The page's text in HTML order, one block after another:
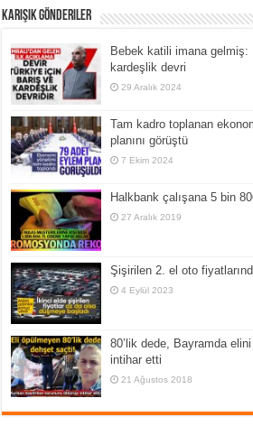
Karışık Gönderiler
Bebek katili imana gelmiş:
kardeşlik devri
29 Aralık 2024
Tam kadro toplanan
planını görüştü
7 Ekim 2024
Halkbank çalışana 5 bin
27 Aralık 2019
Şişirilen 2. el oto
4 Eylül 2023
80’lik dede, Bayramda
intihar etti
21 Ağustos 2018